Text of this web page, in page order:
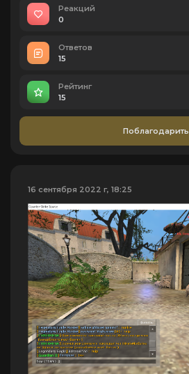
Реакций
0
Ответов
15
Рейтинг
15
Поблагодарить
16 сентября 2022 г, 18:25